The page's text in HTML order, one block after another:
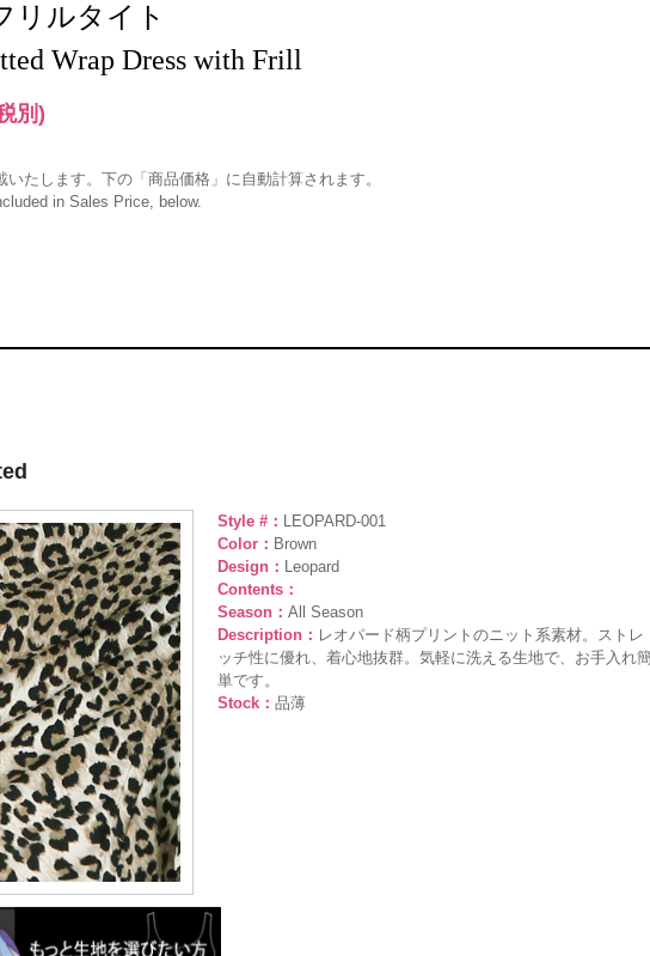
リルタイト
Wrap Dress with Frill
別)
たします。下の「商品価格」に自動計算されます。
in Sales Price, below.
Style #： LEOPARD-001
Color： Brown
Design： Leopard
Contents：
Season： All Season
Description： レオパード柄プリントのニット系素材。ストレ
ッチ性に優れ、着心地抜群。気軽に洗える生地で、お手入れ
単です。
Stock： 品薄